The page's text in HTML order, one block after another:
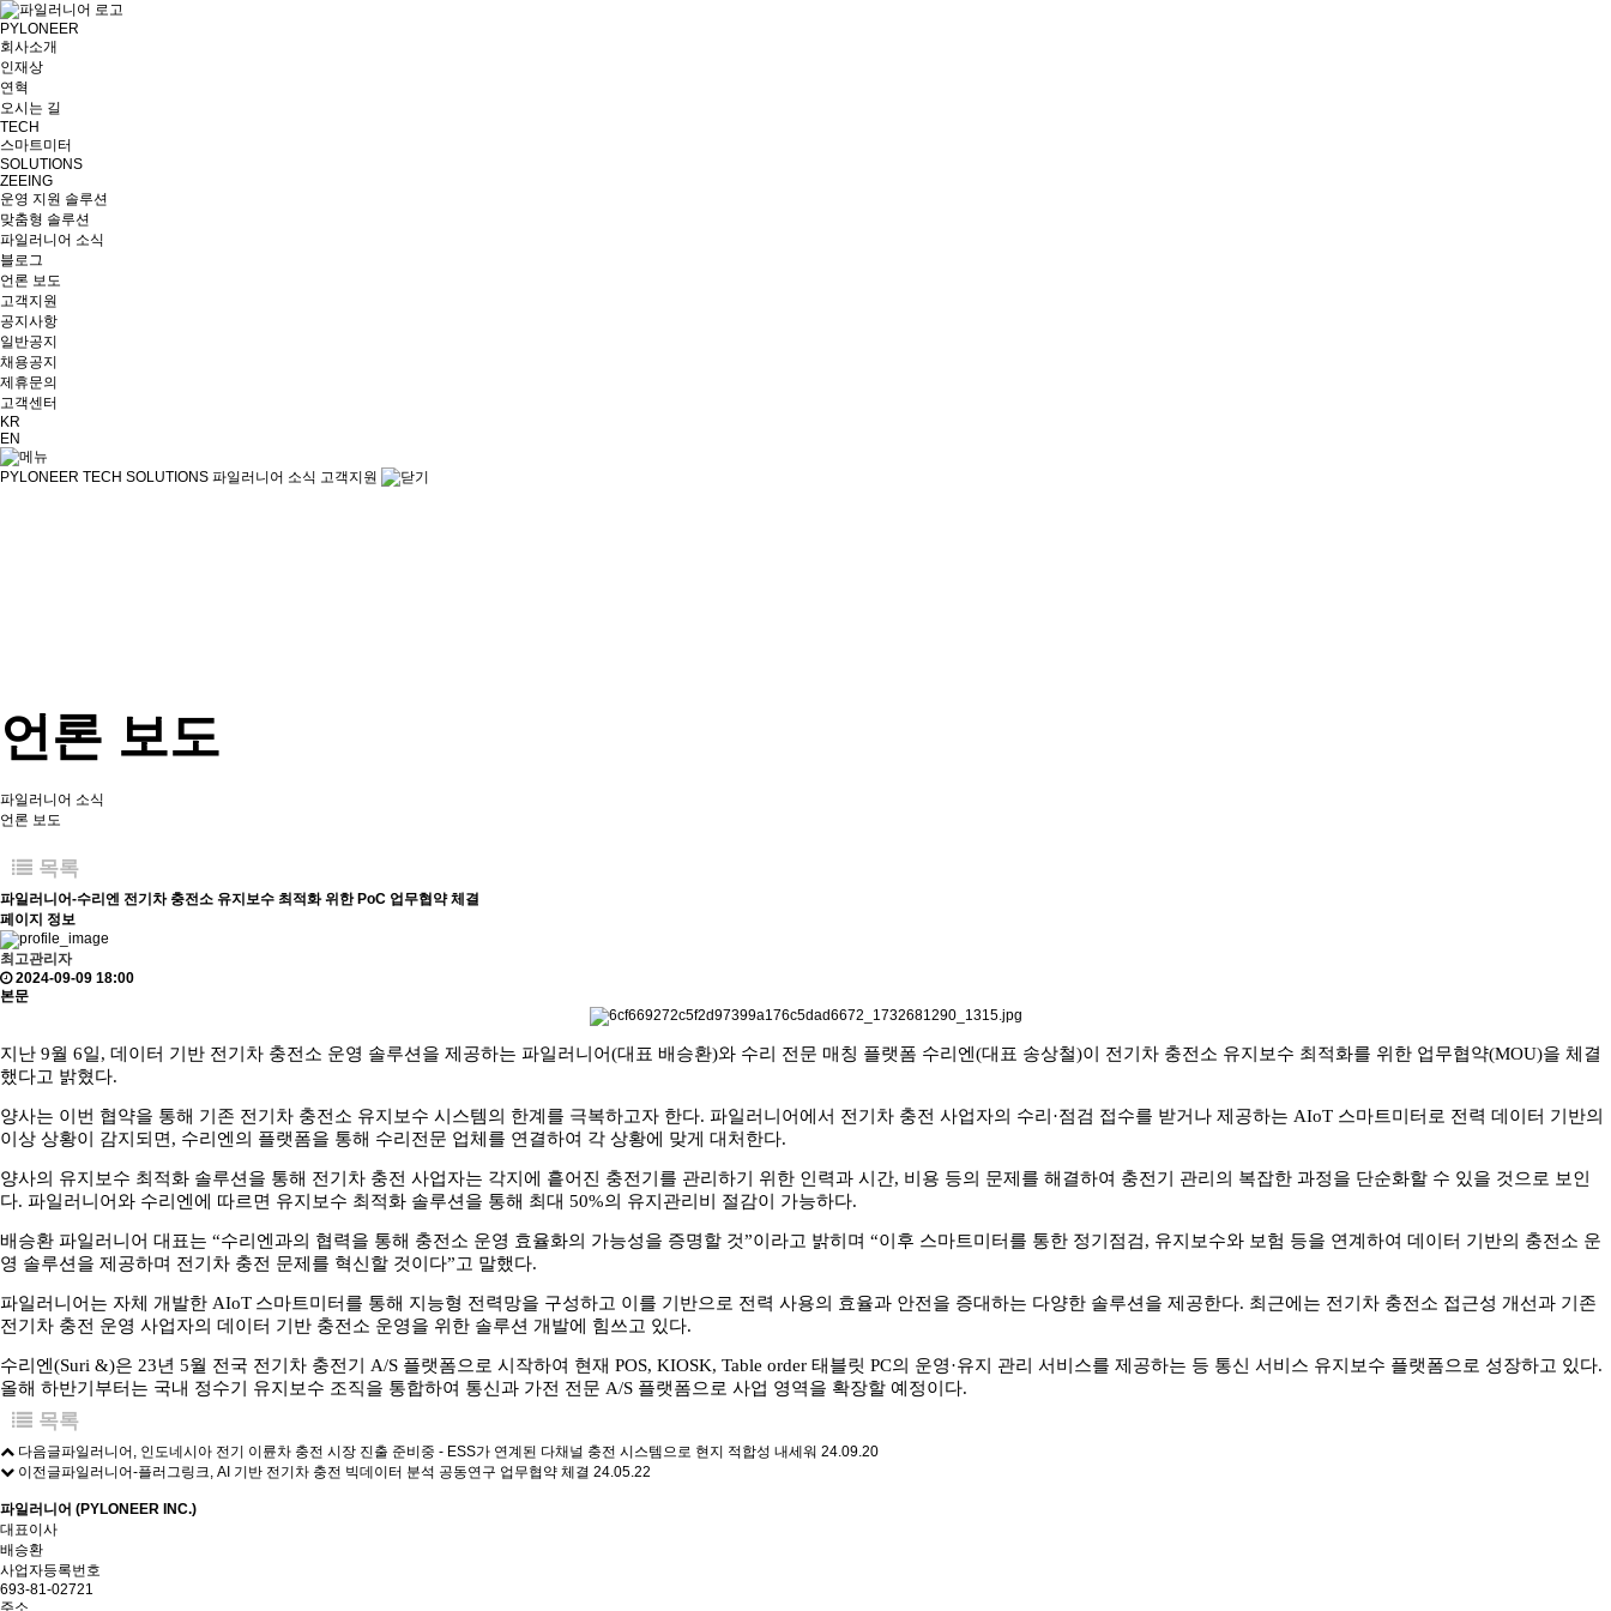
PYLONEER
회사소개
인재상
연혁
오시는 길
TECH
스마트미터
SOLUTIONS
ZEEING
운영 지원 솔루션
맞춤형 솔루션
파일러니어 소식
블로그
언론 보도
고객지원
공지사항
일반공지
채용공지
제휴문의
고객센터
KR
EN
PYLONEER TECH SOLUTIONS 파일러니어 소식 고객지원
언론 보도
파일러니어 소식
언론 보도
목록
파일러니어-수리엔 전기차 충전소 유지보수 최적화 위한 PoC 업무협약 체결
페이지 정보
최고관리자
2024-09-09 18:00
본문
지난 9월 6일, 데이터 기반 전기차 충전소 운영 솔루션을 제공하는 파일러니어(대표 배승환)와 수리 전문 매칭 플랫폼 수리엔(대표 송상철)이 전기차 충전소 유지보수 최적화를 위한 업무협약(MOU)을 체결
했다고 밝혔다.
양사는 이번 협약을 통해 기존 전기차 충전소 유지보수 시스템의 한계를 극복하고자 한다. 파일러니어에서 전기차 충전 사업자의 수리·점검 접수를 받거나 제공하는 AIoT 스마트미터로 전력 데이터 기반의
이상 상황이 감지되면, 수리엔의 플랫폼을 통해 수리전문 업체를 연결하여 각 상황에 맞게 대처한다.
양사의 유지보수 최적화 솔루션을 통해 전기차 충전 사업자는 각지에 흩어진 충전기를 관리하기 위한 인력과 시간, 비용 등의 문제를 해결하여 충전기 관리의 복잡한 과정을 단순화할 수 있을 것으로 보인
다. 파일러니어와 수리엔에 따르면 유지보수 최적화 솔루션을 통해 최대 50%의 유지관리비 절감이 가능하다.
배승환 파일러니어 대표는 “수리엔과의 협력을 통해 충전소 운영 효율화의 가능성을 증명할 것”이라고 밝히며 “이후 스마트미터를 통한 정기점검, 유지보수와 보험 등을 연계하여 데이터 기반의 충전소 운
영 솔루션을 제공하며 전기차 충전 문제를 혁신할 것이다”고 말했다.
파일러니어는 자체 개발한 AIoT 스마트미터를 통해 지능형 전력망을 구성하고 이를 기반으로 전력 사용의 효율과 안전을 증대하는 다양한 솔루션을 제공한다. 최근에는 전기차 충전소 접근성 개선과 기존
전기차 충전 운영 사업자의 데이터 기반 충전소 운영을 위한 솔루션 개발에 힘쓰고 있다.
수리엔(Suri &)은 23년 5월 전국 전기차 충전기 A/S 플랫폼으로 시작하여 현재 POS, KIOSK, Table order 태블릿 PC의 운영·유지 관리 서비스를 제공하는 등 통신 서비스 유지보수 플랫폼으로 성장하고 있다.
올해 하반기부터는 국내 정수기 유지보수 조직을 통합하여 통신과 가전 전문 A/S 플랫폼으로 사업 영역을 확장할 예정이다.
목록
다음글파일러니어, 인도네시아 전기 이륜차 충전 시장 진출 준비중 - ESS가 연계된 다채널 충전 시스템으로 현지 적합성 내세워 24.09.20
이전글파일러니어-플러그링크, AI 기반 전기차 충전 빅데이터 분석 공동연구 업무협약 체결 24.05.22
파일러니어 (PYLONEER INC.)
대표이사
배승환
사업자등록번호
693-81-02721